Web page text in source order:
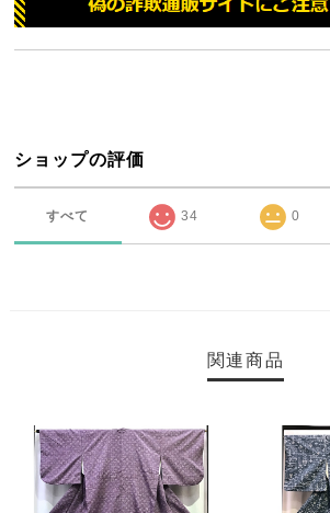
ショップの評価
すべて 34 0
関連商品